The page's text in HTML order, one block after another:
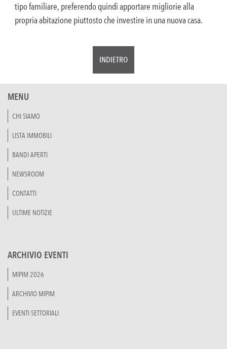
tipo familiare, preferendo quindi apportare migliorie alla
propria abitazione piuttosto che investire in una nuova casa.
INDIETRO
MENU
CHI SIAMO
LISTA IMMOBILI
BANDI APERTI
NEWSROOM
CONTATTI
ULTIME NOTIZIE
ARCHIVIO EVENTI
MIPIM 2026
ARCHIVIO MIPIM
EVENTI SETTORIALI